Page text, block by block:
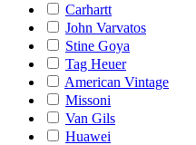
Carhartt
John Varvatos
Stine Goya
Tag Heuer
American Vintage
Missoni
Van Gils
Huawei